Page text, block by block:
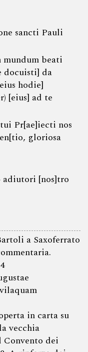
sancti Pauli
mundum beati
docuisti] da
hodie]
[eius] ad te
Pr[ae]iecti nos
gloriosa
adiutori [nos]tro
a Saxoferrato
in carta su
vecchia
dei